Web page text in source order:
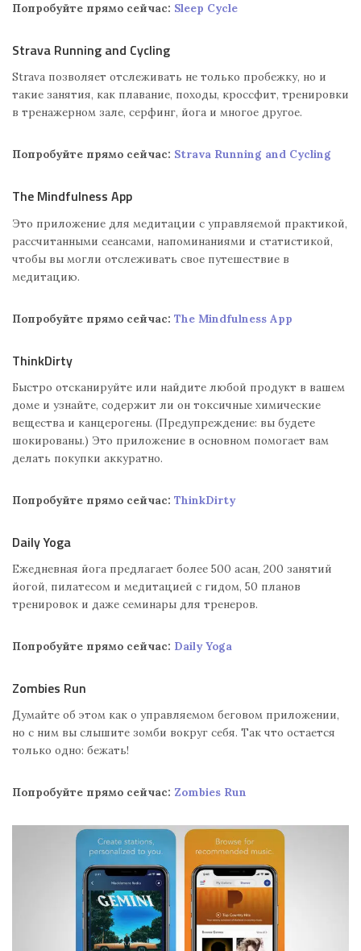
Попробуйте прямо сейчас: Sleep Cycle
Strava Running and Cycling
Strava позволяет отслеживать не только пробежку, но и
такие занятия, как плавание, походы, кроссфит, тренировки
в тренажерном зале, серфинг, йога и многое другое.
Попробуйте прямо сейчас: Strava Running and Cycling
The Mindfulness App
Это приложение для медитации с управляемой практикой,
рассчитанными сеансами, напоминаниями и статистикой,
чтобы вы могли отслеживать свое путешествие в
медитацию.
Попробуйте прямо сейчас: The Mindfulness App
ThinkDirty
Быстро отсканируйте или найдите любой продукт в вашем
доме и узнайте, содержит ли он токсичные химические
вещества и канцерогены. (Предупреждение: вы будете
шокированы.) Это приложение в основном помогает вам
делать покупки аккуратно.
Попробуйте прямо сейчас: ThinkDirty
Daily Yoga
Ежедневная йога предлагает более 500 асан, 200 занятий
йогой, пилатесом и медитацией с гидом, 50 планов
тренировок и даже семинары для тренеров.
Попробуйте прямо сейчас: Daily Yoga
Zombies Run
Думайте об этом как о управляемом беговом приложении,
но с ним вы слышите зомби вокруг себя. Так что остается
только одно: бежать!
Попробуйте прямо сейчас: Zombies Run